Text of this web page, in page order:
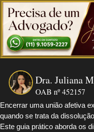
Dra. Juliana
OAB nº 452157
Encerrar uma união afetiva
quando se trata da
Este guia prático aborda os